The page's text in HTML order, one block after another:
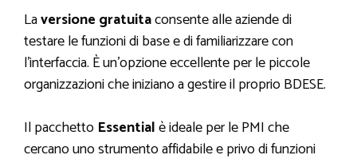
Laversione gratuitaconsente alle aziende di
testare le funzioni di base e di familiarizzare con
l’interfaccia. È un’opzione eccellente per le piccole
organizzazioni che iniziano a gestire il proprio BDESE.
Il pacchetto Essentialè ideale per le PMI che
cercano uno strumento affidabile e privo di funzioni